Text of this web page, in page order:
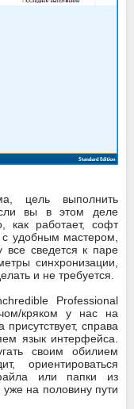
цель выполнить
вы в этом деле
как работает, софт
удобным мастером,
все сведется к паре
синхронизации,
и не требуется.
Professional
кряком у нас на
справа
язык интерфейса.
своим обилием
ориентироваться
или папки из
на половину пути